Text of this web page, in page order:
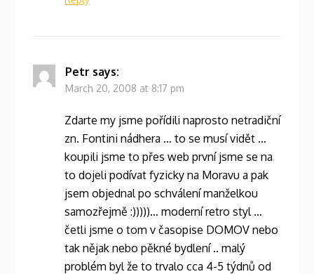
Petr says:
March 20, 2008 at 8:17 pm
Zdarte my jsme pořídili naprosto netradiční
zn. Fontini nádhera … to se musí vidět …
koupili jsme to přes web první jsme se na
to dojeli podívat fyzicky na Moravu a pak
jsem objednal po schválení manželkou
samozřejmě :)))))… moderní retro styl …
četli jsme o tom v časopise DOMOV nebo
tak nějak nebo pěkné bydlení .. malý
problém byl že to trvalo cca 4-5 týdnů od